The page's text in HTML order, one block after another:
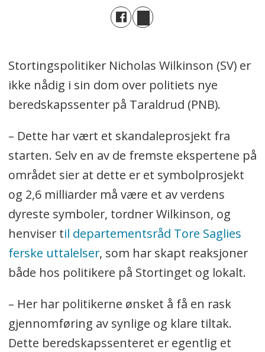
Stortingspolitiker Nicholas Wilkinson (SV) er
ikke nådig i sin dom over politiets nye
beredskapssenter på Taraldrud (PNB).
– Dette har vært et skandaleprosjekt fra
starten. Selv en av de fremste ekspertene på
området sier at dette er et symbolprosjekt
og 2,6 milliarder må være et av verdens
dyreste symboler, tordner Wilkinson, og
henviser til departementsråd Tore Saglies
ferske uttalelser, som har skapt reaksjoner
både hos politikere på Stortinget og lokalt.
– Her har politikerne ønsket å få en rask
gjennomføring av synlige og klare tiltak.
Dette beredskapssenteret er egentlig et